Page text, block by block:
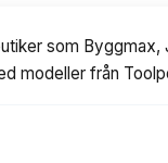
som
modeller från